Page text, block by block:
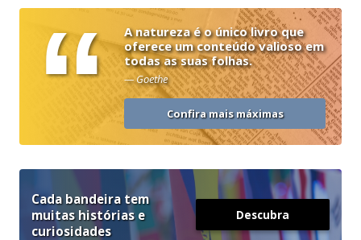
“
A natureza é o único livro que
oferece um conteúdo valioso em
todas as suas folhas.
— Goethe
Confira mais máximas
Cada bandeira tem
muitas histórias e
curiosidades
Descubra